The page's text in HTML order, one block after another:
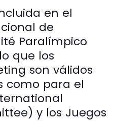
en el
de
Paralímpico
que los
son válidos
como para el
y los Juegos